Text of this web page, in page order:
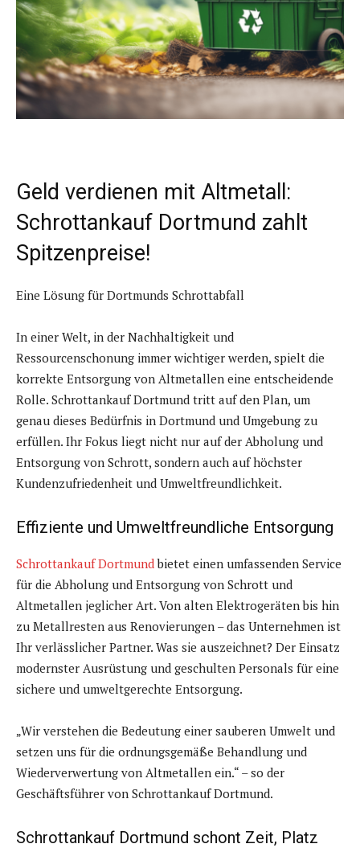
Geld verdienen mit Altmetall:
Schrottankauf Dortmund zahlt
Spitzenpreise!
Eine Lösung für Dortmunds Schrottabfall
In einer Welt, in der Nachhaltigkeit und
Ressourcenschonung immer wichtiger werden, spielt die
korrekte Entsorgung von Altmetallen eine entscheidende
Rolle. Schrottankauf Dortmund tritt auf den Plan, um
genau dieses Bedürfnis in Dortmund und Umgebung zu
erfüllen. Ihr Fokus liegt nicht nur auf der Abholung und
Entsorgung von Schrott, sondern auch auf höchster
Kundenzufriedenheit und Umweltfreundlichkeit.
Effiziente und Umweltfreundliche Entsorgung
Schrottankauf Dortmundbietet einen umfassenden Service
für die Abholung und Entsorgung von Schrott und
Altmetallen jeglicher Art. Von alten Elektrogeräten bis hin
zu Metallresten aus Renovierungen – das Unternehmen ist
Ihr verlässlicher Partner. Was sie auszeichnet? Der Einsatz
modernster Ausrüstung und geschulten Personals für eine
sichere und umweltgerechte Entsorgung.
„Wir verstehen die Bedeutung einer sauberen Umwelt und
setzen uns für die ordnungsgemäße Behandlung und
Wiederverwertung von Altmetallen ein.“ – so der
Geschäftsführer von Schrottankauf Dortmund.
Schrottankauf Dortmund schont Zeit, Platz